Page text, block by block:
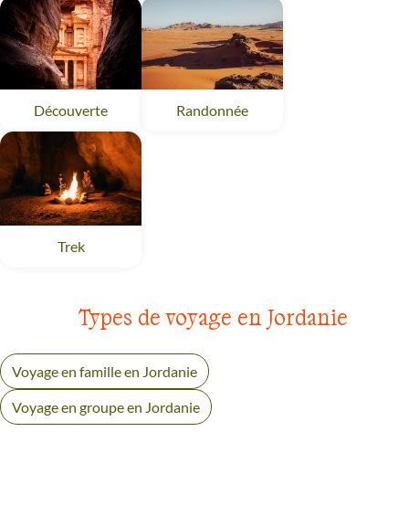
Découverte Randonnée
TrekJordanie
Types de voyage en Jordanie
Voyage en famille en Jordanie
Voyage en groupe en Jordanie